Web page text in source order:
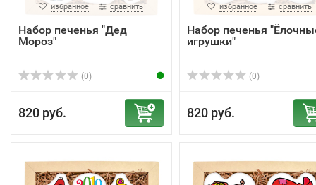
избранное сравнить
Набор печенья "Дед
Мороз"
(0)
820 руб.
избранное сравнить
Набор печенья
игрушки"
(0)
820 руб.